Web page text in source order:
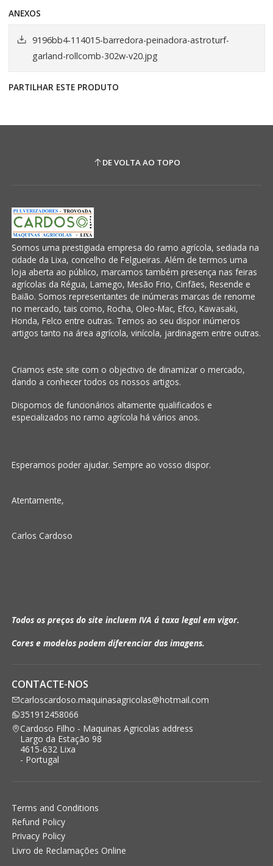
ANEXOS
9196bb4-114015-barredora-peinadora-astroturf-
garland-rollcomb-302w-v20.jpg
PARTILHAR ESTE PRODUTO
DE VOLTA AO TOPO
Somos uma prestigiada empresa do ramo agrícola, sediada na
cidade da Lixa, concelho de Felgueiras. Além de termos uma
loja aberta ao público, marcamos também presença nas feiras
agrícolas da Régua, Lamego, Mesão Frio, Cinfães, Resende e
Baião. Somos representantes de inúmeras marcas de renome
no mercado, tais como, Rocha, Oleo-Mac, Efco, Kawasaki,
Honda, Felco entre outras. Temos ao seu dispor inúmeros
artigos tanto na área agrícola, vinícola, jardinagem entre outras.
Criamos este site com o objectivo de dinamizar o mercado,
dando a conhecer todos os nossos artigos.
Dispomos de funcionários altamente qualificados e
especializados no ramo agrícola há vários anos.
Esperamos poder ajudar. Sempre ao vosso dispor.
Atentamente,
Carlos Cardoso
Todos os preços do site incluem IVA á taxa legal em vigor.
Cores e modelos podem diferenciar das imagens.
CONTACTE-NOS
carloscardoso.maquinasagricolas@hotmail.com
351912458066
Cardoso Filho - Maquinas Agricolas address
Largo da Estação 98
4615-632 Lixa
- Portugal
Terms and Conditions
Refund Policy
Privacy Policy
Livro de Reclamações Online